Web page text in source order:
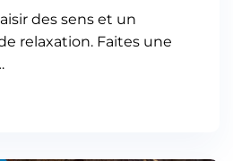
des sens et un
relaxation. Faites une